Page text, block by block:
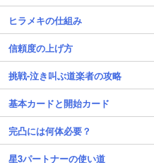
ヒラメキの仕組み
信頼度の上げ方
挑戦-泣き叫ぶ道楽者の攻略
基本カードと開始カード
完凸には何体必要？
星3パートナーの使い道